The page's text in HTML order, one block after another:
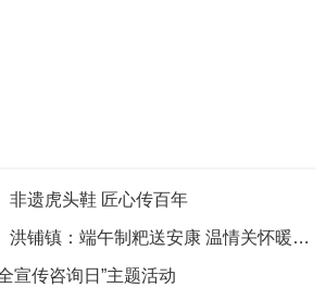
非遗虎头鞋 匠心传百年
【网络中国节·端午】洪铺镇：端午制粑送安康 温情关怀暖夕阳
宣传咨询日”主题活动